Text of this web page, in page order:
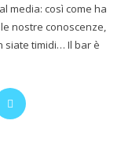
media: così come ha
nostre conoscenze,
siate timidi… Il bar è